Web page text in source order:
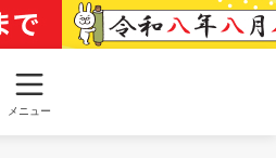
メニュー